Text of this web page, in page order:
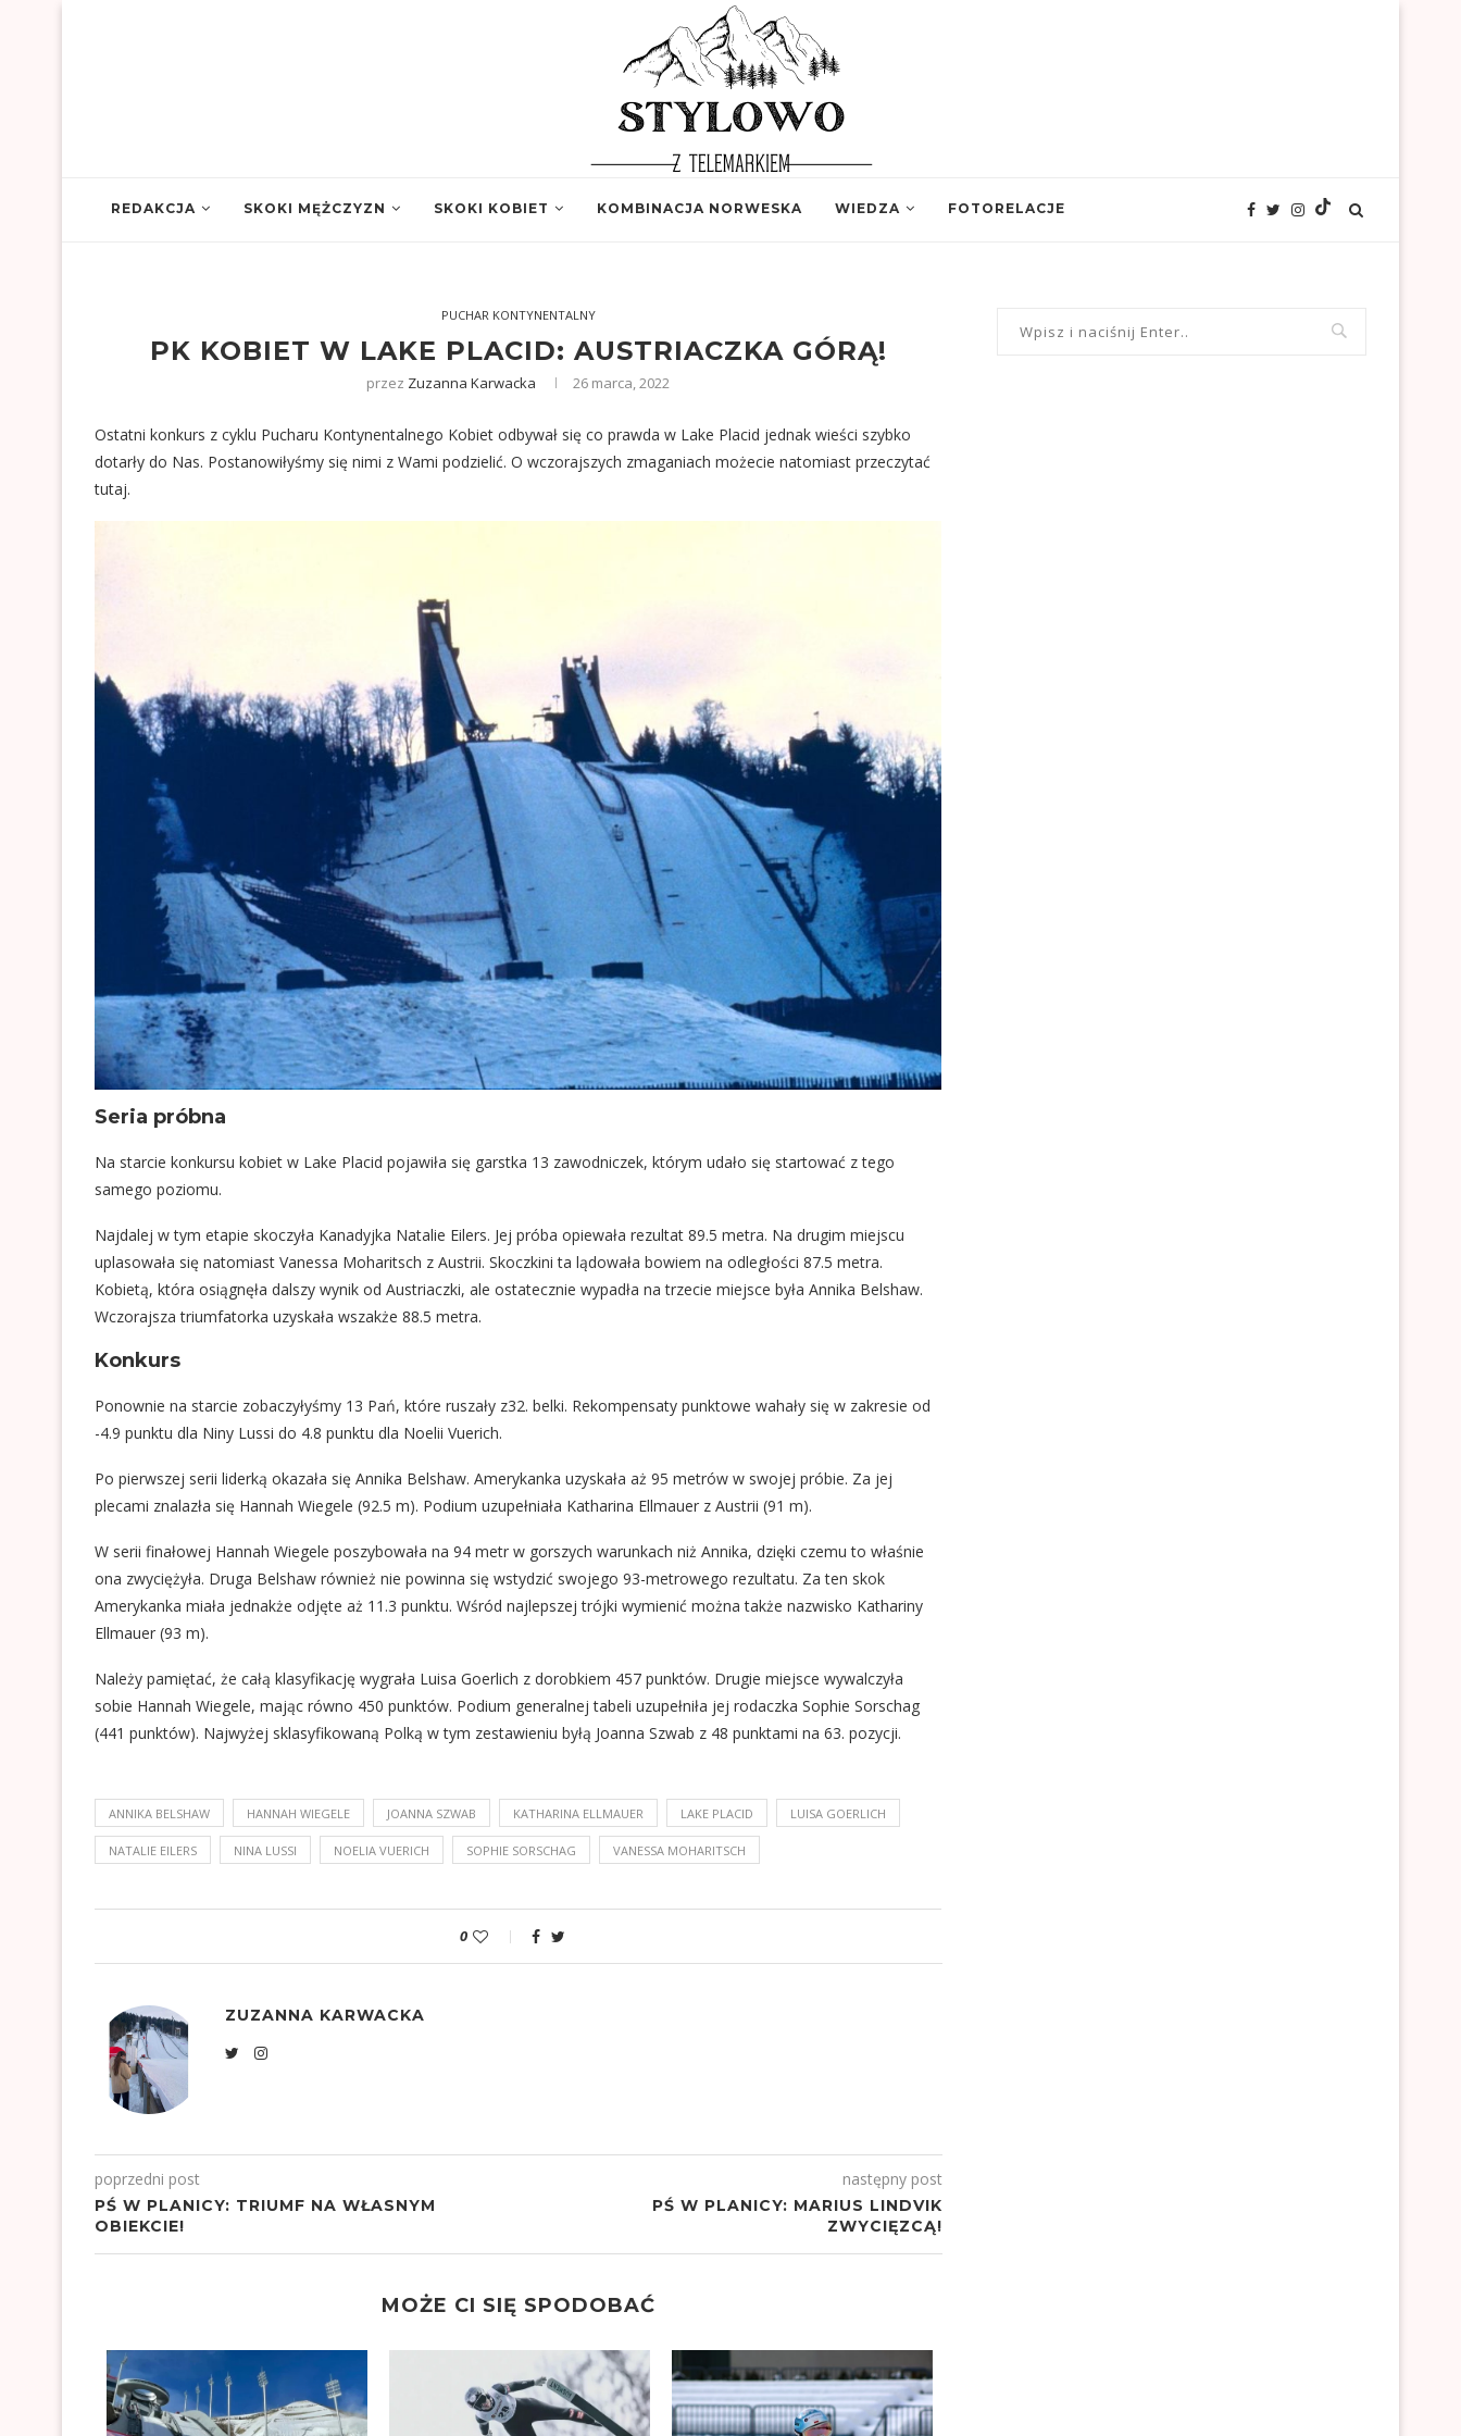
REDAKCJA SKOKI MĘŻCZYZN SKOKI KOBIET KOMBINACJA NORWESKA WIEDZA FOTORELACJE
PUCHAR KONTYNENTALNY
PK KOBIET W LAKE PLACID: AUSTRIACZKA GÓRĄ!
przez Zuzanna Karwacka 26 marca, 2022
Ostatni konkurs z cyklu Pucharu Kontynentalnego Kobiet odbywał się co prawda w Lake Placid jednak wieści szybko
dotarły do Nas. Postanowiłyśmy się nimi z Wami podzielić. O wczorajszych zmaganiach możecie natomiast przeczytać
tutaj.
Seria próbna
Na starcie konkursu kobiet w Lake Placid pojawiła się garstka 13 zawodniczek, którym udało się startować z tego
samego poziomu.
Najdalej w tym etapie skoczyła Kanadyjka Natalie Eilers. Jej próba opiewała rezultat 89.5 metra. Na drugim miejscu
uplasowała się natomiast Vanessa Moharitsch z Austrii. Skoczkini ta lądowała bowiem na odległości 87.5 metra.
Kobietą, która osiągnęła dalszy wynik od Austriaczki, ale ostatecznie wypadła na trzecie miejsce była Annika Belshaw.
Wczorajsza triumfatorka uzyskała wszakże 88.5 metra.
Konkurs
Ponownie na starcie zobaczyłyśmy 13 Pań, które ruszały z32. belki. Rekompensaty punktowe wahały się w zakresie od
-4.9 punktu dla Niny Lussi do 4.8 punktu dla Noelii Vuerich.
Po pierwszej serii liderką okazała się Annika Belshaw. Amerykanka uzyskała aż 95 metrów w swojej próbie. Za jej
plecami znalazła się Hannah Wiegele (92.5 m). Podium uzupełniała Katharina Ellmauer z Austrii (91 m).
W serii finałowej Hannah Wiegele poszybowała na 94 metr w gorszych warunkach niż Annika, dzięki czemu to właśnie
ona zwyciężyła. Druga Belshaw również nie powinna się wstydzić swojego 93-metrowego rezultatu. Za ten skok
Amerykanka miała jednakże odjęte aż 11.3 punktu. Wśród najlepszej trójki wymienić można także nazwisko Kathariny
Ellmauer (93 m).
Należy pamiętać, że całą klasyfikację wygrała Luisa Goerlich z dorobkiem 457 punktów. Drugie miejsce wywalczyła
sobie Hannah Wiegele, mając równo 450 punktów. Podium generalnej tabeli uzupełniła jej rodaczka Sophie Sorschag
(441 punktów). Najwyżej sklasyfikowaną Polką w tym zestawieniu byłą Joanna Szwab z 48 punktami na 63. pozycji.
ANNIKA BELSHAW HANNAH WIEGELE JOANNA SZWAB KATHARINA ELLMAUER LAKE PLACID LUISA GOERLICH
NATALIE EILERS NINA LUSSI NOELIA VUERICH SOPHIE SORSCHAG VANESSA MOHARITSCH
0
ZUZANNA KARWACKA
poprzedni post
PŚ W PLANICY: TRIUMF NA WŁASNYM
OBIEKCIE!
następny post
PŚ W PLANICY: MARIUS LINDVIK
ZWYCIĘZCĄ!
MOŻE CI SIĘ SPODOBAĆ